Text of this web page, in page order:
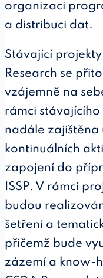
organizaci
a distribuci dat.
Stávající projekty
Research se
vzájemně na
rámci stávajícího
nadále zajištěna
kontinuálních
zapojení do
ISSP. V rámci
budou
šetření a
přičemž bude
zázemí a know-